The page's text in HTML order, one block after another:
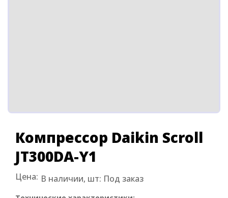
Компрессор Daikin Scroll
JT300DA-Y1
Цена: В наличии, шт: Под заказ